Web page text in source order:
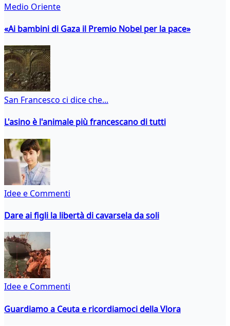
Medio Oriente
«Ai bambini di Gaza il Premio Nobel per la pace»
San Francesco ci dice che...
L'asino è l'animale più francescano di tutti
Idee e Commenti
Dare ai figli la libertà di cavarsela da soli
Idee e Commenti
Guardiamo a Ceuta e ricordiamoci della Vlora